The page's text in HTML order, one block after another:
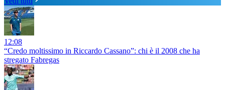
12:08
“Credo moltissimo in Riccardo Cassano”: chi è il 2008 che ha
stregato Fabregas